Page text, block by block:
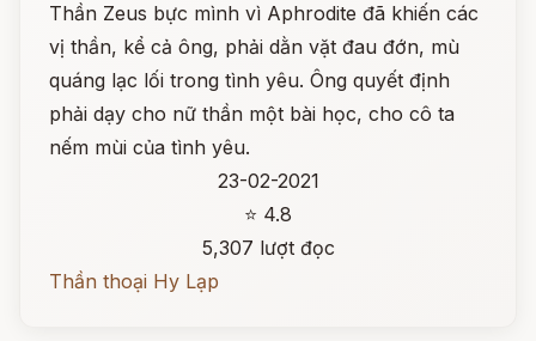
Thần Zeus bực mình vì Aphrodite đã khiến các
vị thần, kể cả ông, phải dằn vặt đau đớn, mù
quáng lạc lối trong tình yêu. Ông quyết định
phải dạy cho nữ thần một bài học, cho cô ta
nếm mùi của tình yêu.
23-02-2021
⭐ 4.8
5,307 lượt đọc
Thần thoại Hy Lạp